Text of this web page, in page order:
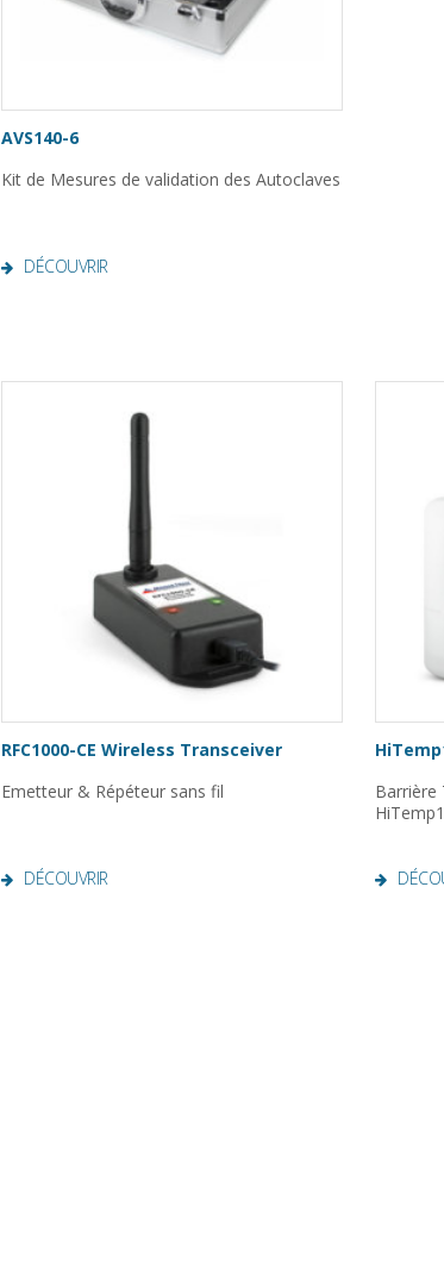
AVS140-6
Kit de Mesures de validation des Autoclaves
DÉCOUVRIR
RFC1000-CE Wireless Transceiver
Emetteur & Répéteur sans fil
DÉCOUVRIR
Barrière